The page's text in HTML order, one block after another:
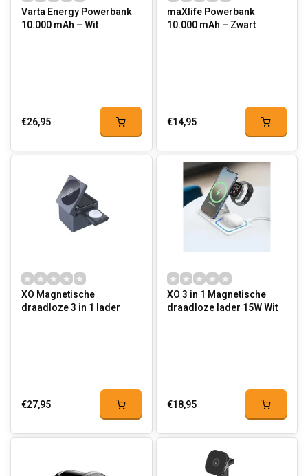
Varta Energy Powerbank
10.000 mAh – Wit
€26,95
maXlife Powerbank
10.000 mAh – Zwart
€14,95
XO Magnetische
draadloze 3 in 1 lader
€27,95
XO 3 in 1 Magnetische
draadloze lader 15W Wit
€18,95